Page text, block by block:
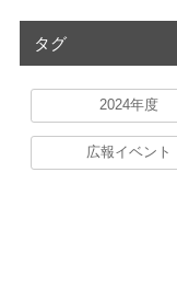
タグ
2024年度
広報イベント